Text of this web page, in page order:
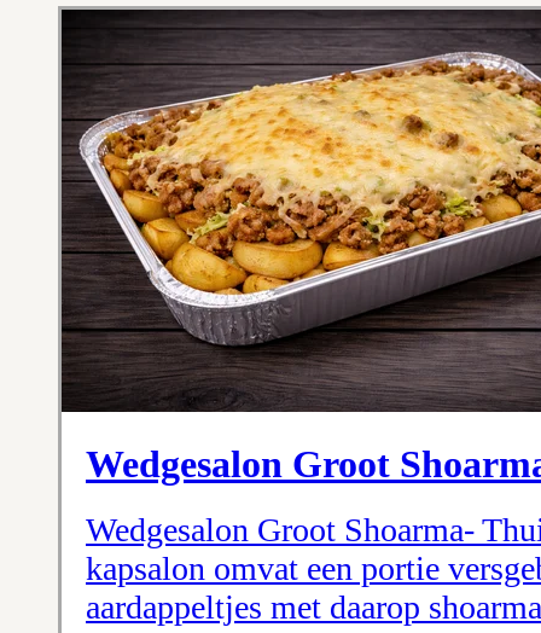
Wedgesalon Groot
Wedgesalon Groot Shoarma-
kapsalon omvat een portie
aardappeltjes met daarop